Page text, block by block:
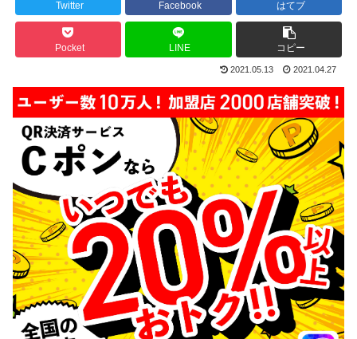
Twitter Facebook はてブ
Pocket LINE コピー
2021.05.13 2021.04.27